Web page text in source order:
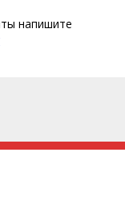
напишите